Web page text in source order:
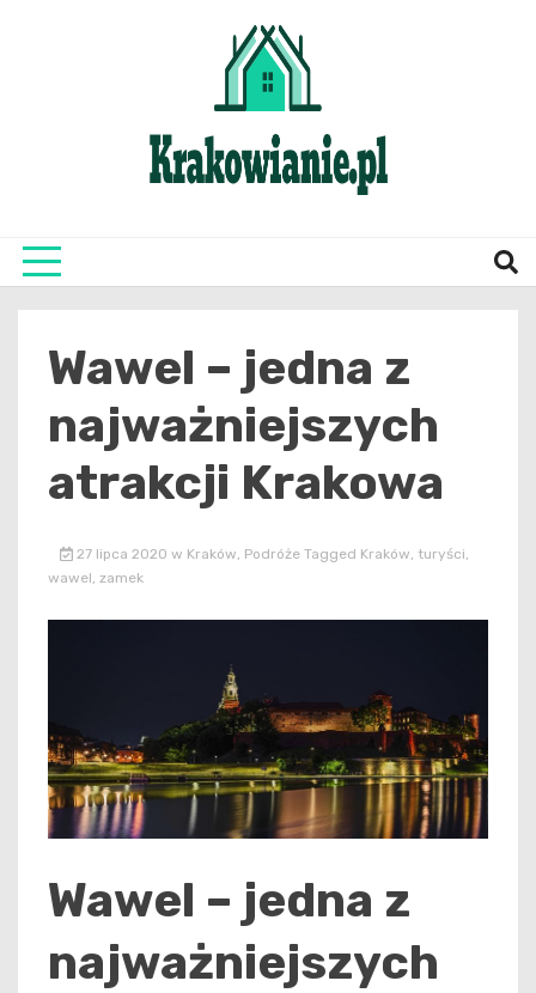
Wawel – jedna z
najważniejszych
atrakcji Krakowa
27 lipca 2020 w Kraków, Podróże Tagged Kraków, turyści,
wawel, zamek
Wawel – jedna z
najważniejszych